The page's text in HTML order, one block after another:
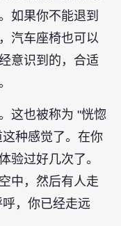
如果你不能退到
汽车座椅也可以
意识到的，合适
这也被称为 "恍惚
种感觉了。在你
验过好几次了。
中，然后有人走
，你已经走远